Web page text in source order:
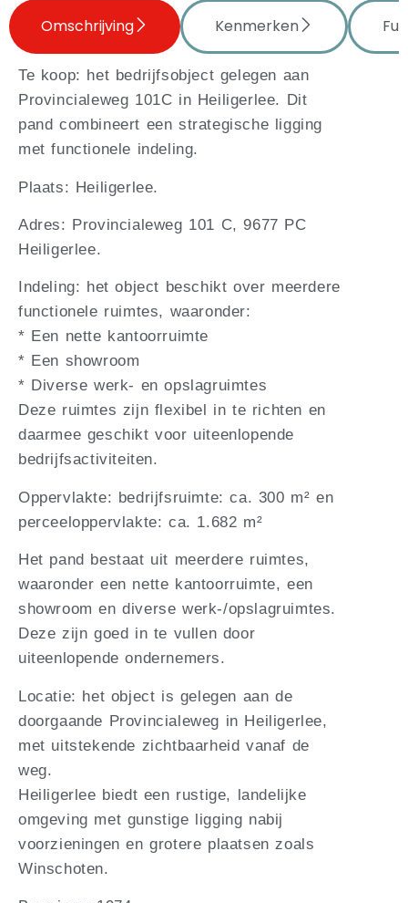
Omschrijving Kenmerken
Te koop: het bedrijfsobject gelegen aan
Provincialeweg 101C in Heiligerlee. Dit
pand combineert een strategische ligging
met functionele indeling.
Plaats: Heiligerlee.
Adres: Provincialeweg 101 C, 9677 PC
Heiligerlee.
Indeling: het object beschikt over meerdere
functionele ruimtes, waaronder:
* Een nette kantoorruimte
* Een showroom
* Diverse werk- en opslagruimtes
Deze ruimtes zijn flexibel in te richten en
daarmee geschikt voor uiteenlopende
bedrijfsactiviteiten.
Oppervlakte: bedrijfsruimte: ca. 300 m² en
perceeloppervlakte: ca. 1.682 m²
Het pand bestaat uit meerdere ruimtes,
waaronder een nette kantoorruimte, een
showroom en diverse werk-/opslagruimtes.
Deze zijn goed in te vullen door
uiteenlopende ondernemers.
Locatie: het object is gelegen aan de
doorgaande Provincialeweg in Heiligerlee,
met uitstekende zichtbaarheid vanaf de
weg.
Heiligerlee biedt een rustige, landelijke
omgeving met gunstige ligging nabij
voorzieningen en grotere plaatsen zoals
Winschoten.